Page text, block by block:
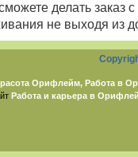
делать заказ
не выходя из
Орифлейм, Работа в
Работа и карьера в